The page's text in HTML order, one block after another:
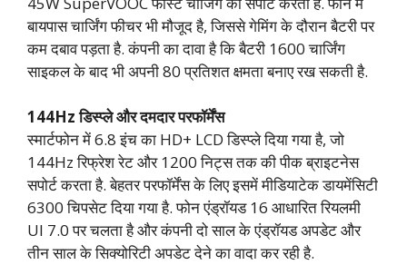
बायपास चार्जिंग फीचर भी मौजूद है, जिससे गेमिंग के दौरान बैटरी पर
कम दबाव पड़ता है. कंपनी का दावा है कि बैटरी 1600 चार्जिंग
साइकल के बाद भी अपनी 80 प्रतिशत क्षमता बनाए रख सकती है.
144Hz डिस्प्ले और दमदार परफॉर्मेंस
स्मार्टफोन में 6.8 इंच का HD+ LCD डिस्प्ले दिया गया है, जो
144Hz रिफ्रेश रेट और 1200 निट्स तक की पीक ब्राइटनेस
सपोर्ट करता है. बेहतर परफॉर्मेंस के लिए इसमें मीडियाटेक डायमेंसिटी
6300 चिपसेट दिया गया है. फोन एंड्रॉयड 16 आधारित रियलमी
UI 7.0 पर चलता है और कंपनी दो साल के एंड्रॉयड अपडेट और
तीन साल के सिक्योरिटी अपडेट देने का वादा कर रही है.